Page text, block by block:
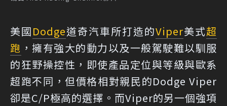
美國Dodge道奇汽車所打造的Viper美式超
跑 ，擁有強大的動力以及一般駕駛難以馴服
的狂野操控性，即使產品定位與等級與歐系
超跑不同，但價格相對親民的Dodge Viper
卻是C/P極高的選擇。而Viper的另一個強項